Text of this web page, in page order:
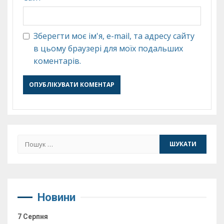
Зберегти моє ім'я, e-mail, та адресу сайту
в цьому браузері для моїх подальших
коментарів.
Пошук:
Новини
7 Серпня